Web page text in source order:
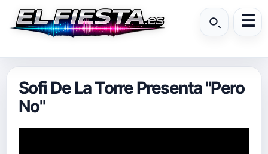
Sofi De La Torre Presenta "Pero
No"